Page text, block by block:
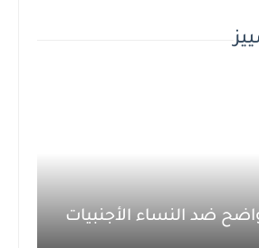
ضد النساء الأجنبيات